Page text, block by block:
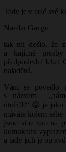
Tady je v celé své
Nazdar Gangu,
tak mi došlo, že
a kajícné
předposlední lekci
naladěná.
Vám se povedlo
s názvem
útočí!!!“ 😜 je jako
máváte kolem
jsme si o tom na
komukoliv
a tady jich je